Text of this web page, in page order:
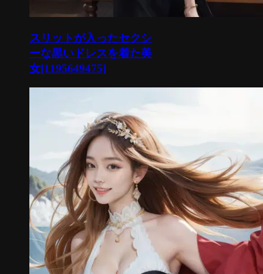
スリットが入ったセクシ
ーな黒いドレスを着た美
女[1195649475]